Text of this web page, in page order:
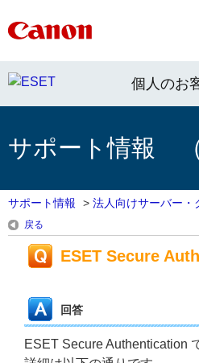
個人のお
サポート情報
サポート情報 > 法人向けサーバー・
戻る
ESET Secure
回答
ESET Secure Authentication